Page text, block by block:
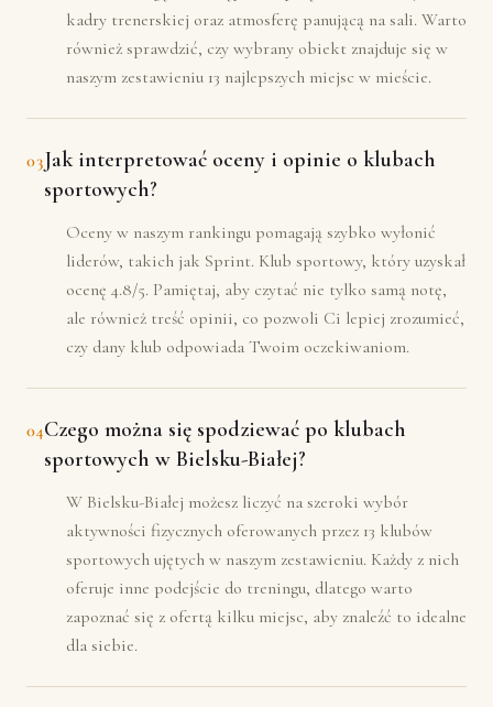
kadry trenerskiej oraz atmosferę panującą na sali. Warto
również sprawdzić, czy wybrany obiekt znajduje się w
naszym zestawieniu 13 najlepszych miejsc w mieście.
03Jak interpretować oceny i opinie o klubach
sportowych?
Oceny w naszym rankingu pomagają szybko wyłonić
liderów, takich jak Sprint. Klub sportowy, który uzyskał
ocenę 4.8/5. Pamiętaj, aby czytać nie tylko samą notę,
ale również treść opinii, co pozwoli Ci lepiej zrozumieć,
czy dany klub odpowiada Twoim oczekiwaniom.
04Czego można się spodziewać po klubach
sportowych w Bielsku-Białej?
W Bielsku-Białej możesz liczyć na szeroki wybór
aktywności fizycznych oferowanych przez 13 klubów
sportowych ujętych w naszym zestawieniu. Każdy z nich
oferuje inne podejście do treningu, dlatego warto
zapoznać się z ofertą kilku miejsc, aby znaleźć to idealne
dla siebie.